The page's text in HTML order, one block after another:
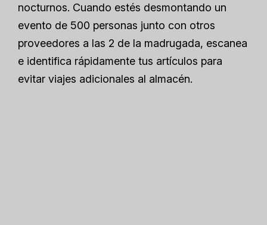
nocturnos. Cuando estés desmontando un
evento de 500 personas junto con otros
proveedores a las 2 de la madrugada, escanea
e identifica rápidamente tus artículos para
evitar viajes adicionales al almacén.